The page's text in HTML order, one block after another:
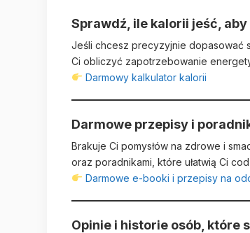
Sprawdź, ile kalorii jeść,
Jeśli chcesz precyzyjnie dopasować
Ci obliczyć zapotrzebowanie
Darmowy kalkulator kalorii
Darmowe przepisy i
Brakuje Ci pomysłów na zdrowe i
oraz poradnikami, które ułatwią Ci
Darmowe e-booki i przepisy na
Opinie i historie osób, które